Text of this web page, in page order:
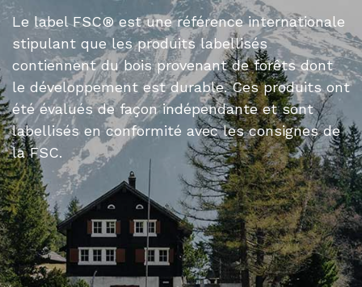
Le label FSC® est une référence internationale
stipulant que les produits labellisés
contiennent du bois provenant de forêts dont
le développement est durable. Ces produits ont
été évalués de façon indépendante et sont
labellisés en conformité avec les consignes de
la FSC.